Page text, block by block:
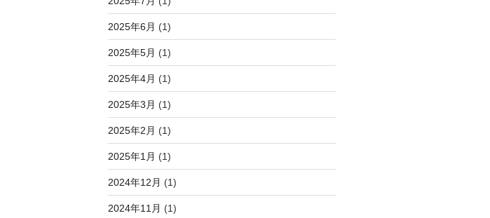
2025年6月 (1)
2025年5月 (1)
2025年4月 (1)
2025年3月 (1)
2025年2月 (1)
2025年1月 (1)
2024年12月 (1)
2024年11月 (1)